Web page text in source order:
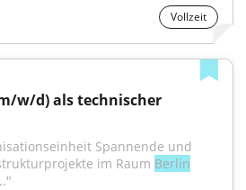
Vollzeit
Spannende und
im Raum Berlin